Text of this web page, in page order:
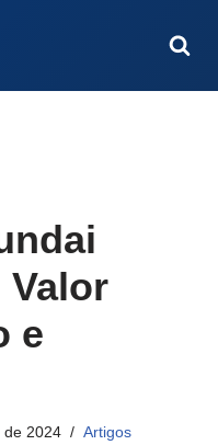
Valor
e
de 2024 Artigos